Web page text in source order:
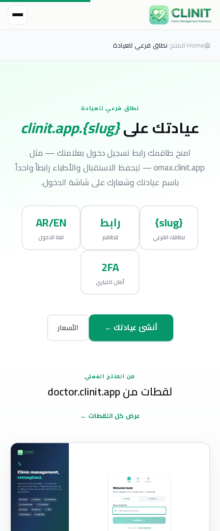
Home
›المنتج›نطاق فرعي للعيادة
نطاق فرعي للعيادة
عيادتك على{slug}.clinit.app
امنح طاقمك رابط تسجيل دخول بعلامتك — مثل
omax.clinit.app — ليحفظ الاستقبال والأطباء رابطاً واحداً
باسم عيادتك وشعارك على شاشة الدخول.
{slug}
نطاقك الفرعي
رابط
للطاقم
AR/EN
لغة الدخول
2FA
أمان اختياري
أنشئ عيادتك ← الأسعار
من المنتج الفعلي
لقطات من doctor.clinit.app
عرض كل اللقطات ←